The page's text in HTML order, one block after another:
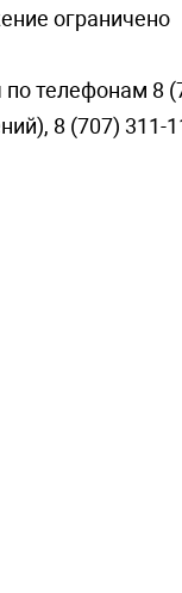
ограничено
телефонам 8
8 (707)